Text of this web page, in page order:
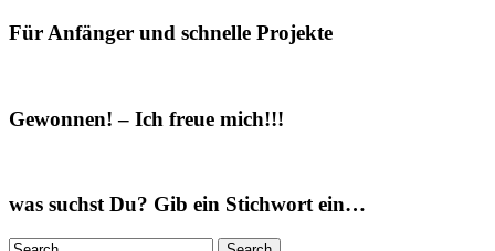
Für Anfänger und schnelle Projekte
Gewonnen! – Ich freue mich!!!
was suchst Du? Gib ein Stichwort ein…